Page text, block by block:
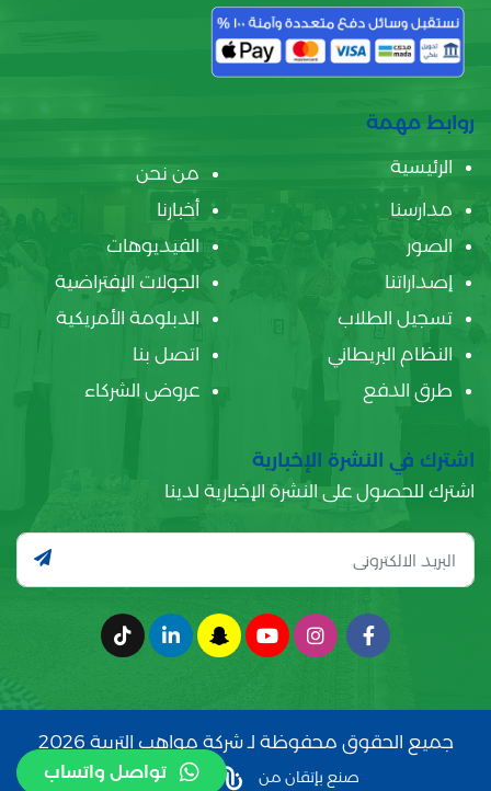
تواصل واتساب
روابط مهمة
الرئيسية
من نحن
مدارسنا
أخبارنا
الصور
الفيديوهات
إصداراتنا
الجولات الإفتراضية
تسجيل الطلاب
الدبلومة الأمريكية
النظام البريطاني
اتصل بنا
طرق الدفع
عروض الشركاء
اشترك في النشرة الإخبارية
اشترك للحصول على النشرة الإخبارية لدينا
جميع الحقوق محفوظة لـ شركة مواهب التربية 2026
صنع بإتقان من